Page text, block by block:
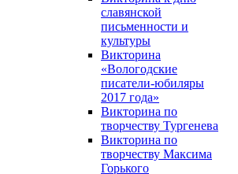
славянской
письменности и
культуры
Викторина
«Вологодские
писатели-юбиляры
2017 года»
Викторина по
творчеству Тургенева
Викторина по
творчеству Максима
Горького